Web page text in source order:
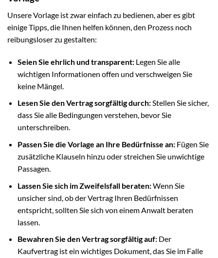
Unsere Vorlage ist zwar einfach zu bedienen, aber es gibt
einige Tipps, die Ihnen helfen können, den Prozess noch
reibungsloser zu gestalten:
Seien Sie ehrlich und transparent:Legen Sie alle
wichtigen Informationen offen und verschweigen Sie
keine Mängel.
Lesen Sie den Vertrag sorgfältig durch:Stellen Sie sicher,
dass Sie alle Bedingungen verstehen, bevor Sie
unterschreiben.
Passen Sie die Vorlage an Ihre Bedürfnisse an:Fügen Sie
zusätzliche Klauseln hinzu oder streichen Sie unwichtige
Passagen.
Lassen Sie sich im Zweifelsfall beraten:Wenn Sie
unsicher sind, ob der Vertrag Ihren Bedürfnissen
entspricht, sollten Sie sich von einem Anwalt beraten
lassen.
Bewahren Sie den Vertrag sorgfältig auf:Der
Kaufvertrag ist ein wichtiges Dokument, das Sie im Falle